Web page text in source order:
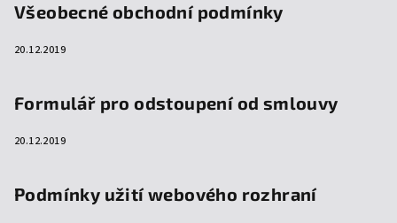
Všeobecné obchodní podmínky
20.12.2019
Formulář pro odstoupení od smlouvy
20.12.2019
Podmínky užití webového rozhraní